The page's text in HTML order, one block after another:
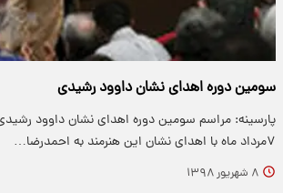
سومین دوره اهدای نشان داوود رشیدی
پارسینه: مراسم سومین دوره اهدای نشان داوود
۷مرداد ماه با اهدای نشان این هنرمند به احمدرضا…
۸ شهریور ۱۳۹۸